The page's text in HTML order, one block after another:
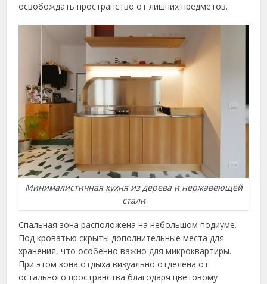
освобождать пространство от лишних предметов.
Минималистичная кухня из дерева и нержавеющей
стали
Спальная зона расположена на небольшом подиуме.
Под кроватью скрыты дополнительные места для
хранения, что особенно важно для микроквартиры.
При этом зона отдыха визуально отделена от
остального пространства благодаря цветовому